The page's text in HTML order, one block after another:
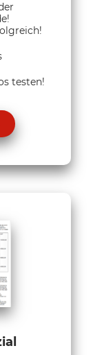
testen!